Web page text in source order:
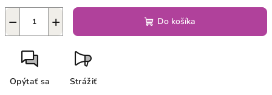
+
− Do košíka
Opýtať sa Strážiť